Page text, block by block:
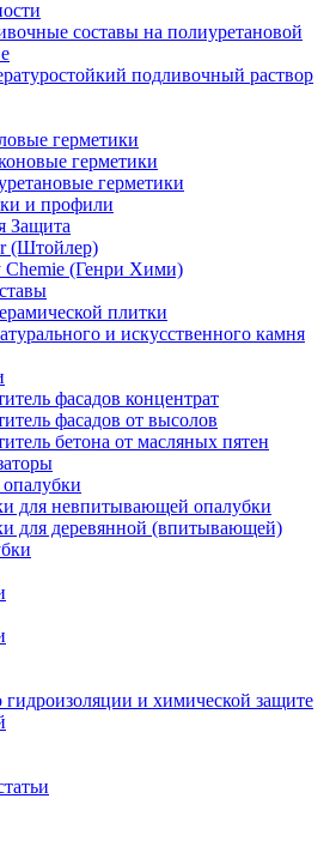
составы на полиуретановой
подливочный раствор
герметики
герметики
герметики
и профили
Защита
(Штойлер)
Chemie (Генри Хими)
плитки
и искусственного камня
фасадов концентрат
фасадов от высолов
бетона от масляных пятен
для невпитывающей опалубки
для деревянной (впитывающей)
и химической защите